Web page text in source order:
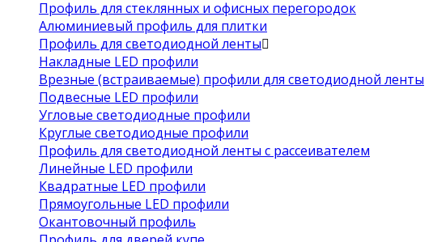
Профиль для стеклянных и офисных перегородок
Алюминиевый профиль для плитки
Профиль для светодиодной ленты
Накладные LED профили
Врезные (встраиваемые) профили для светодиодной ленты
Подвесные LED профили
Угловые светодиодные профили
Круглые светодиодные профили
Профиль для светодиодной ленты с рассеивателем
Линейные LED профили
Квадратные LED профили
Прямоугольные LED профили
Окантовочный профиль